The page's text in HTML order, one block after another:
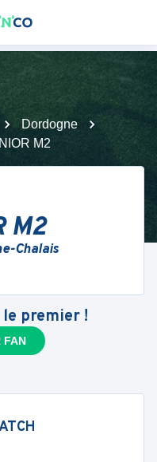
Dordogne
M2
M2
Chalais
premier !
FAN